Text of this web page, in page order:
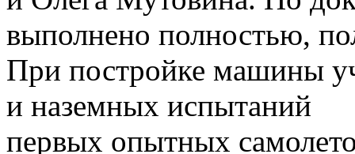
выполнено полностью,
При постройке машины
и наземных испытаний
первых опытных